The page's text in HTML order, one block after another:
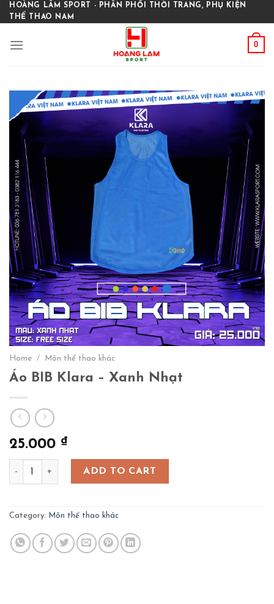
Skip
to
HOÀNG LÂM SPORT - PHÂN PHỐI THỜI TRANG, PHỤ KIỆN
THỂ THAO NAM
0
Home / Môn thể thao khác
Áo BIB Klara – Xanh Nhạt
25.000 ₫
Áo BIB Klara - Xanh Nhạt quantity
ADD TO CART
Category: Môn thể thao khác